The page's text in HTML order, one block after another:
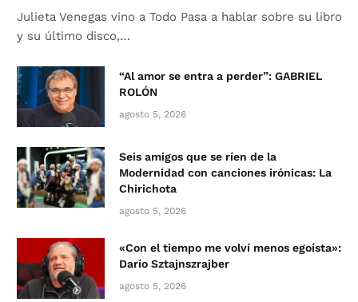
Julieta Venegas vino a Todo Pasa a hablar sobre su libro
y su último disco,…
“Al amor se entra a perder”: GABRIEL
ROLÓN
agosto 5, 2026
Seis amigos que se ríen de la
Modernidad con canciones irónicas: La
Chirichota
agosto 5, 2026
«Con el tiempo me volví menos egoísta»:
Darío Sztajnszrajber
agosto 5, 2026